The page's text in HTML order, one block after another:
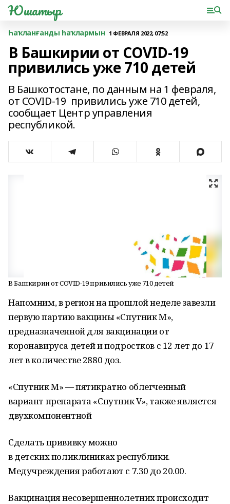
Юшатыр
Һаҡланғанды һаҡлармын 1 ФЕВРАЛЯ 2022, 07:52
В Башкирии от COVID-19
привились уже 710 детей
В Башкотостане, по данным на 1 февраля,
от COVID-19 привились уже 710 детей,
сообщает Центр управления
республикой.
В Башкирии от COVID-19 привились уже 710 детей
Напомним, в регион на прошлой неделе завезли
первую партию вакцины «Спутник М»,
предназначенной для вакцинации от
коронавируса детей и подростков с 12 лет до 17
лет в количестве 2880 доз.
«Спутник М» — пятикратно облегченный
вариант препарата «Спутник V», также является
двухкомпонентной
Сделать прививку можно
в детских поликлиниках республики.
Медучреждения работают с 7.30 до 20.00.
Вакцинация несовершеннолетних происходит